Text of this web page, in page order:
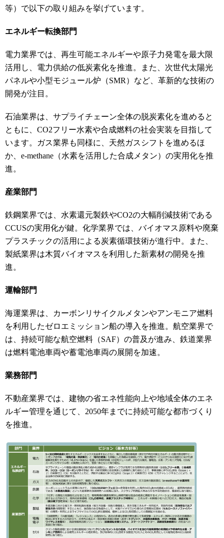
等）で以下の取り組みを挙げています。
エネルギー転換部門
電力業界では、再生可能エネルギーや原子力発電を最大限
活用し、電力供給の低炭素化を推進。また、次世代太陽光
パネルや小型モジュール炉（SMR）など、革新的な技術の
開発が注目。
石油業界は、サプライチェーン全体の脱炭素化を進めると
ともに、CO2フリー水素や合成燃料の社会実装を目指して
います。ガス業界も同様に、天然ガスシフトを進めるほ
か、e-methane（水素を活用した合成メタン）の実用化を推
進。
産業部門
鉄鋼業界では、水素還元製鉄やCO2の大幅削減技術である
CCUSの実用化が鍵。化学業界では、バイオマス原料や廃棄
プラスチックの活用による炭素循環技術が進行中。また、
製紙業界は木質バイオマスを利用した新素材の開発を推
進。
運輸部門
海運業界は、カーボンリサイクルメタンやアンモニア燃料
を利用したゼロエミッション船の導入を推進。航空業界で
は、持続可能な航空燃料（SAF）の普及が進み、鉄道業界
は燃料電池車両や蓄電池車両の展開を加速。
業務部門
不動産業界では、建物の省エネ性能向上や地域全体のエネ
ルギー管理を通じて、2050年までに持続可能な都市づくり
を推進。